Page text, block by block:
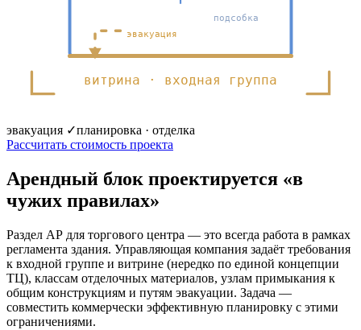
подсобка
эвакуация
витрина · входная группа
эвакуация ✓планировка · отделка
Рассчитать стоимость проекта
Арендный блок проектируется «в
чужих правилах»
Раздел АР для торгового центра — это всегда работа в рамках
регламента здания. Управляющая компания задаёт требования
к входной группе и витрине (нередко по единой концепции
ТЦ), классам отделочных материалов, узлам примыкания к
общим конструкциям и путям эвакуации. Задача —
совместить коммерчески эффективную планировку с этими
ограничениями.